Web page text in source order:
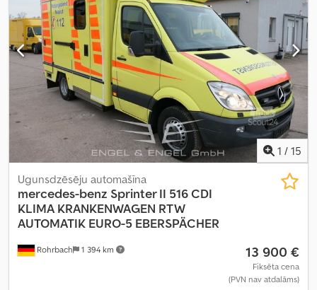
1 / 15
Rohrbach 1 394 km
Ugunsdzēsēju automašīna
mercedes-benz Sprinter II 516 CDI
KLIMA KRANKENWAGEN RTW
AUTOMATIK EURO-5 EBERSPÄCHER
13 900 €
Fiksēta cena
(PVN nav atdalāms)